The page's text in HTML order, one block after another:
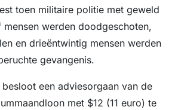
toen militaire politie met geweld
werden doodgeschoten,
en drieëntwintig mensen werden
gevangenis.
een adviesorgaan van de
met $12 (11 euro) te